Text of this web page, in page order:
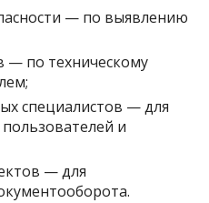
— по выявлению
— по техническому
специалистов — для
и
— для